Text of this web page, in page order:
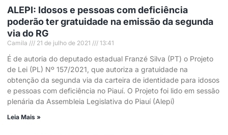
ALEPI: Idosos e pessoas com deficiência
poderão ter gratuidade na emissão da segunda
via do RG
Camila 21 de julho de 2021 13:41
É de autoria do deputado estadual Franzé Silva (PT) o Projeto
de Lei (PL) Nº 157/2021, que autoriza a gratuidade na
obtenção da segunda via da carteira de identidade para idosos
e pessoas com deficiência no Piauí. O Projeto foi lido em sessão
plenária da Assembleia Legislativa do Piauí (Alepi)
Leia Mais »